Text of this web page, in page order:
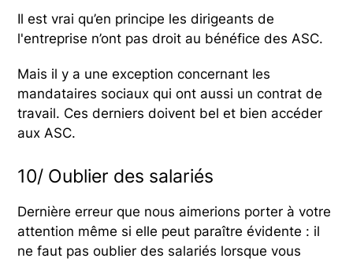
Il est vrai qu’en principe les dirigeants de
l'entreprise n’ont pas droit au bénéfice des ASC.
Mais il y a une exception concernant les
mandataires sociaux qui ont aussi un contrat de
travail. Ces derniers doivent bel et bien accéder
aux ASC.
10/ Oublier des salariés
Dernière erreur que nous aimerions porter à votre
attention même si elle peut paraître évidente : il
ne faut pas oublier des salariés lorsque vous